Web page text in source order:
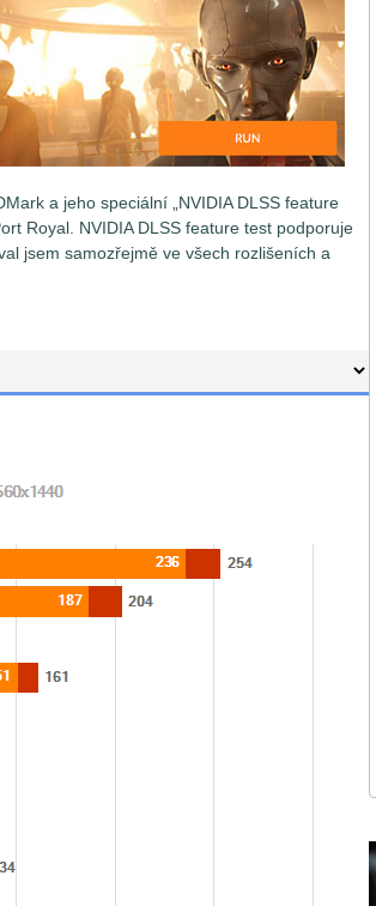
a jeho speciální „NVIDIA DLSS feature
Royal. NVIDIA DLSS feature test podporuje
jsem samozřejmě ve všech rozlišeních a